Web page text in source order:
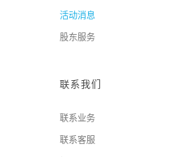
活动消息
股东服务
联系我们
联系业务
联系客服